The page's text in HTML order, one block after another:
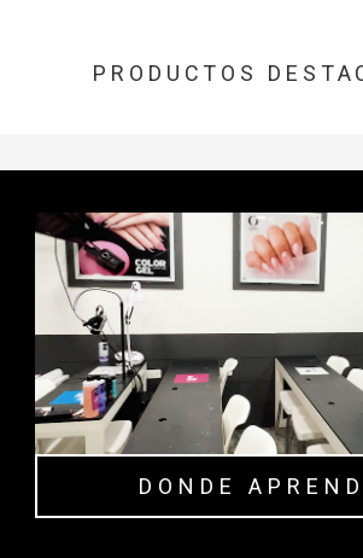
PRODUCTOS
DONDE